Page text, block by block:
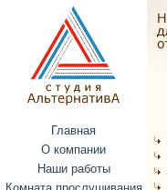
Главная
О компании
Наши работы